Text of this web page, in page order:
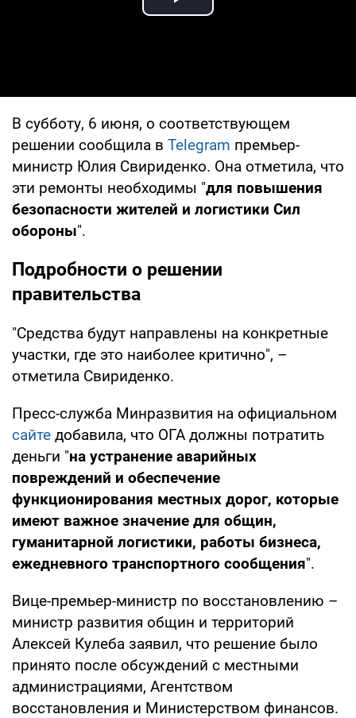
Play Video
В субботу, 6 июня, о соответствующем
решении сообщила в Telegram премьер-
министр Юлия Свириденко. Она отметила, что
эти ремонты необходимы "для повышения
безопасности жителей и логистики Сил
обороны".
Подробности о решении
правительства
"Средства будут направлены на конкретные
участки, где это наиболее критично", –
отметила Свириденко.
Пресс-служба Минразвития на официальном
сайте добавила, что ОГА должны потратить
деньги "на устранение аварийных
повреждений и обеспечение
функционирования местных дорог, которые
имеют важное значение для общин,
гуманитарной логистики, работы бизнеса,
ежедневного транспортного сообщения".
Вице-премьер-министр по восстановлению –
министр развития общин и территорий
Алексей Кулеба заявил, что решение было
принято после обсуждений с местными
администрациями, Агентством
восстановления и Министерством финансов.